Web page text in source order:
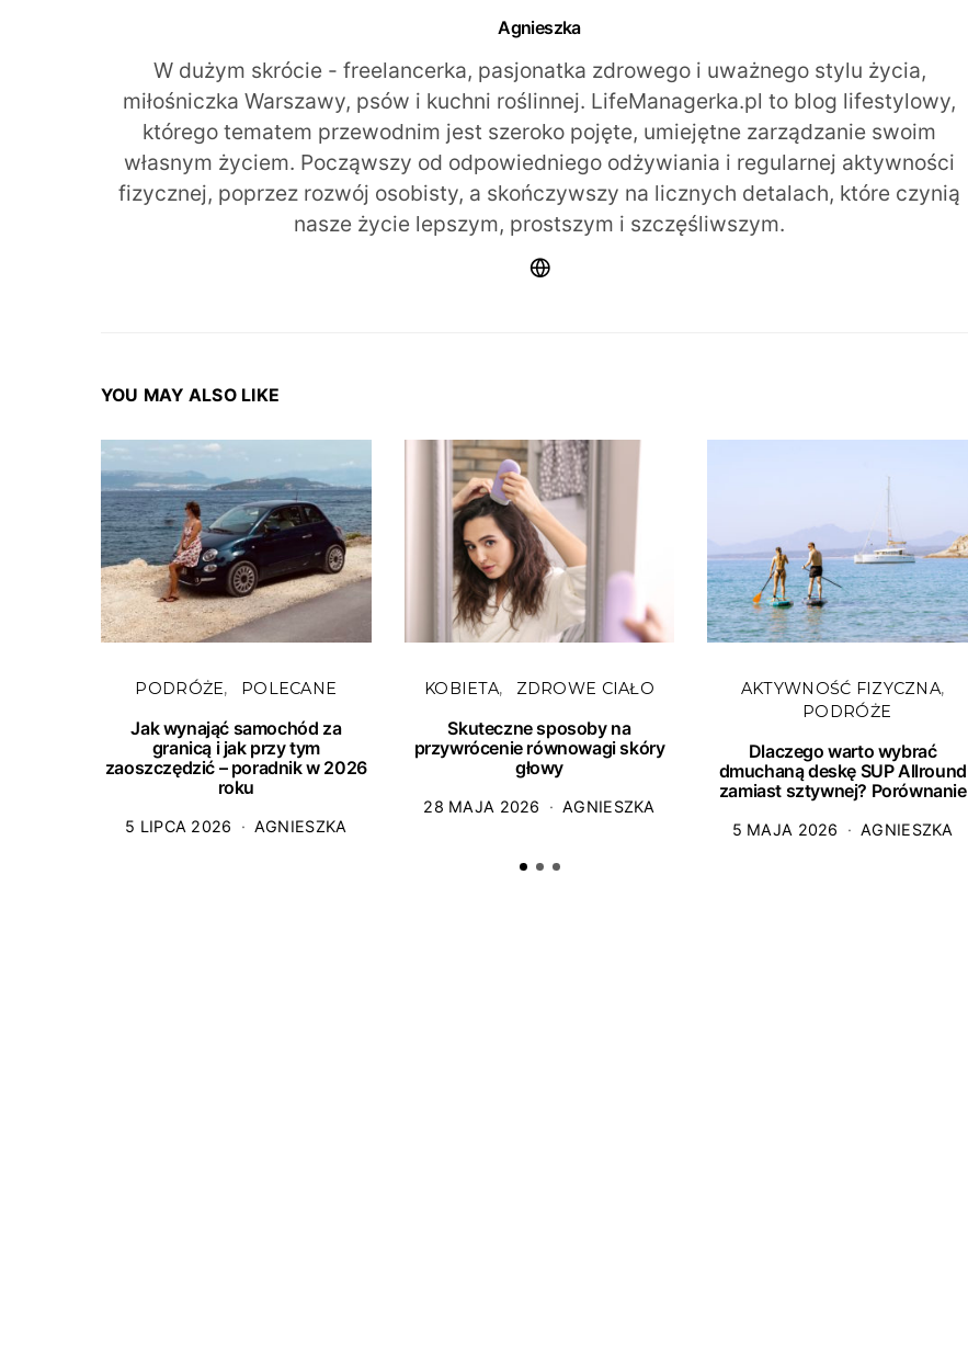
Agnieszka
W dużym skrócie - freelancerka, pasjonatka zdrowego i uważnego stylu życia,
miłośniczka Warszawy, psów i kuchni roślinnej. LifeManagerka.pl to blog lifestylowy,
którego tematem przewodnim jest szeroko pojęte, umiejętne zarządzanie swoim
własnym życiem. Począwszy od odpowiedniego odżywiania i regularnej aktywności
fizycznej, poprzez rozwój osobisty, a skończywszy na licznych detalach, które czynią
nasze życie lepszym, prostszym i szczęśliwszym.
YOU MAY ALSO LIKE
PODRÓŻE POLECANE
Jak wynająć samochód za
granicą i jak przy tym
zaoszczędzić – poradnik w 2026
roku
5 LIPCA 2026 AGNIESZKA
KOBIETA ZDROWE CIAŁO
Skuteczne sposoby na
przywrócenie równowagi skóry
głowy
28 MAJA 2026 AGNIESZKA
AKTYWNOŚĆ FIZYCZNA
PODRÓŻE
Dlaczego warto wybrać
dmuchaną deskę SUP Allround
zamiast sztywnej? Porównanie
5 MAJA 2026 AGNIESZKA